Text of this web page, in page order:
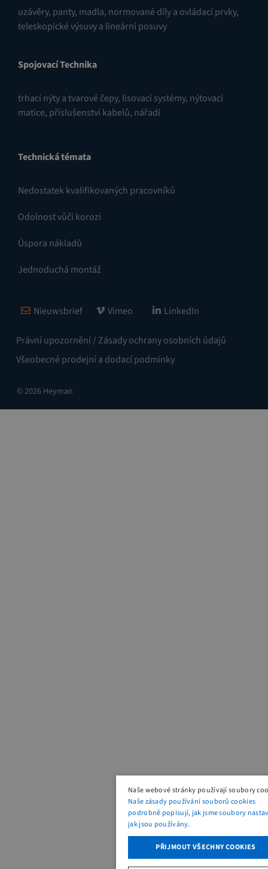
uzávěry, panty, madla, normované díly a ovládací prvky,
teleskopické výsuvy a lineární posuvy
Spojovací Technika
trhací nýty a tvarové čepy, lisovací systémy, nýtovací
matice, příslušenství kabelů, nářadí
Technická témata
Nedostatek kvalifikovaných pracovníků
Odolnost vůči korozi
Úspora nákladů
Jednoduchá montáž
Právní upozornění / Zásady ochrany osobních údajů
Všeobecné prodejní a dodací podmínky
Nieuwsbrief Vimeo LinkedIn
© 2026 Heyman
Naše webové stránky používají soubory
Naše zásady používání souborů cookies
podrobně popisují, jak jsme soubory
jak jsou používány.
PŘIJMOUT VŠECHNY COOKIES